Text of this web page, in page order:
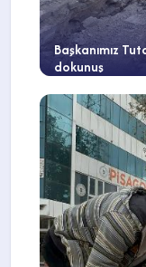
Başkanımız
dokunuş